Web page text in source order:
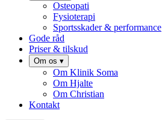
Osteopati
Fysioterapi
Sportsskader & performance
Gode råd
Priser & tilskud
Om os ▾
Om Klinik Soma
Om Hjalte
Om Christian
Kontakt